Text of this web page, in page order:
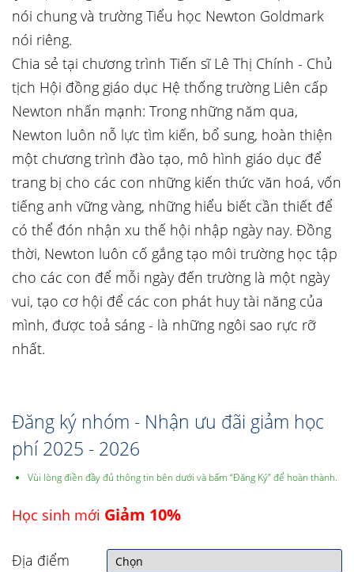
nói chung và trường Tiểu học Newton Goldmark
nói riêng.
Chia sẻ tại chương trình Tiến sĩ Lê Thị Chính - Chủ
tịch Hội đồng giáo dục Hệ thống trường Liên cấp
Newton nhấn mạnh: Trong những năm qua,
Newton luôn nỗ lực tìm kiến, bổ sung, hoàn thiện
một chương trình đào tạo, mô hình giáo dục để
trang bị cho các con những kiến thức văn hoá, vốn
tiếng anh vững vàng, những hiểu biết cần thiết để
có thể đón nhận xu thế hội nhập ngày nay. Đồng
thời, Newton luôn cố gắng tạo môi trường học tập
cho các con để mỗi ngày đến trường là một ngày
vui, tạo cơ hội để các con phát huy tài năng của
mình, được toả sáng - là những ngôi sao rực rỡ
nhất.
Đăng ký nhóm - Nhận ưu đãi giảm học
phí 2025 - 2026
Vùi lòng điền đầy đủ thông tin bên dưới và bấm “Đăng Ký” để hoàn thành.
Học sinh mới Giảm 10%
Địa điểm